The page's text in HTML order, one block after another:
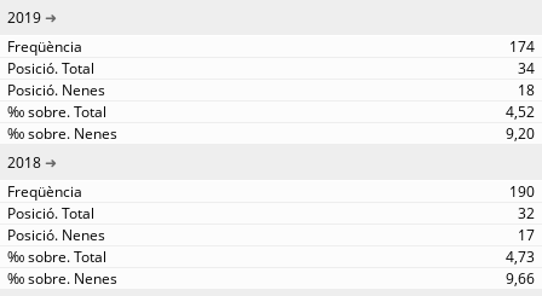
2019
174
34
18
4,52
9,20
2018
190
32
17
4,73
9,66